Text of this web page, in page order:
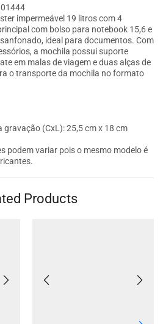
impermeável 19 litros com 4
com bolso para notebook 15,6 e
ideal para documentos. Com
a mochila possui suporte
em malas de viagem e duas alças de
o transporte da mochila no formato
(CxL): 25,5 cm x 18 cm
podem variar pois o mesmo modelo é
Products